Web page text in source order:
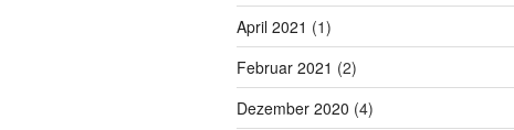
April 2021 (1)
Februar 2021 (2)
Dezember 2020 (4)